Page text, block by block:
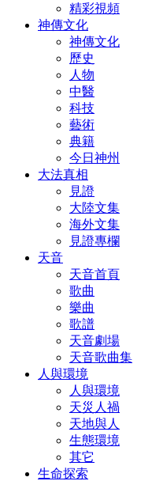
精彩視頻
神傳文化
神傳文化
歷史
人物
中醫
科技
藝術
典籍
今日神州
大法真相
見證
大陸文集
海外文集
見證專欄
天音
天音首頁
歌曲
樂曲
歌譜
天音劇場
天音歌曲集
人與環境
人與環境
天災人禍
天地與人
生態環境
其它
生命探索